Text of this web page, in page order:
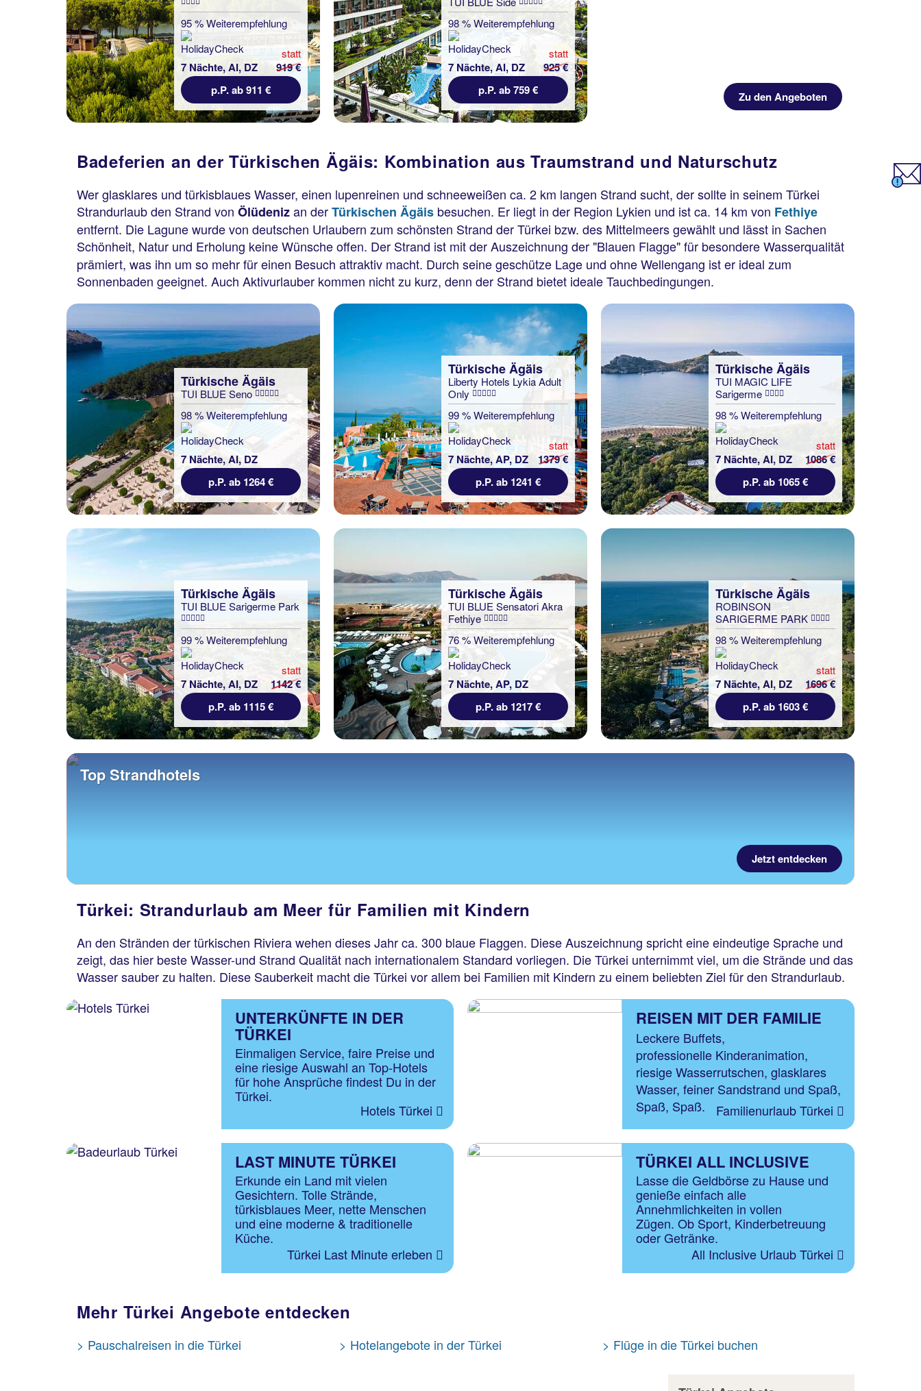
95 % Weiterempfehlung
7 Nächte, AI, DZ
statt
919 €
p.P. ab 911 €
98 % Weiterempfehlung
7 Nächte, AI, DZ
statt
925 €
p.P. ab 759 €
Zu den Angeboten
Badeferien an der Türkischen Ägäis: Kombination aus Traumstrand und Naturschutz
Wer glasklares und türkisblaues Wasser, einen lupenreinen und schneeweißen ca. 2 km langen Strand sucht, der sollte in seinem Türkei
Strandurlaub den Strand von Ölüdenizan derTürkischen Ägäis besuchen. Er liegt in der Region Lykien und ist ca. 14 km von Fethiye
entfernt. Die Lagune wurde von deutschen Urlaubern zum schönsten Strand der Türkei bzw. des Mittelmeers gewählt und lässt in Sachen
Schönheit, Natur und Erholung keine Wünsche offen. Der Strand ist mit der Auszeichnung der "Blauen Flagge" für besondere Wasserqualität
prämiert, was ihn um so mehr für einen Besuch attraktiv macht. Durch seine geschütze Lage und ohne Wellengang ist er ideal zum
Sonnenbaden geeignet. Auch Aktivurlauber kommen nicht zu kurz, denn der Strand bietet ideale Tauchbedingungen.
Türkische Ägäis
TUI BLUE Seno
98 % Weiterempfehlung
7 Nächte, AI, DZ
p.P. ab 1264 €
Türkische Ägäis
Liberty Hotels Lykia Adult
Only
99 % Weiterempfehlung
7 Nächte, AP, DZ
statt
1379 €
p.P. ab 1241 €
Türkische Ägäis
TUI MAGIC LIFE
Sarigerme
98 % Weiterempfehlung
7 Nächte, AI, DZ
statt
1086 €
p.P. ab 1065 €
Türkische Ägäis
TUI BLUE Sarigerme Park
99 % Weiterempfehlung
7 Nächte, AI, DZ
statt
1142 €
p.P. ab 1115 €
Türkische Ägäis
TUI BLUE Sensatori Akra
Fethiye
76 % Weiterempfehlung
7 Nächte, AP, DZ
p.P. ab 1217 €
Türkische Ägäis
ROBINSON
SARIGERME PARK
98 % Weiterempfehlung
7 Nächte, AI, DZ
statt
1696 €
p.P. ab 1603 €
Top Strandhotels
Jetzt entdecken
Türkei: Strandurlaub am Meer für Familien mit Kindern
An den Stränden der türkischen Riviera wehen dieses Jahr ca. 300 blaue Flaggen. Diese Auszeichnung spricht eine eindeutige Sprache und
zeigt, das hier beste Wasser-und Strand Qualität nach internationalem Standard vorliegen. Die Türkei unternimmt viel, um die Strände und das
Wasser sauber zu halten. Diese Sauberkeit macht die Türkei vor allem bei Familien mit Kindern zu einem beliebten Ziel für den Strandurlaub.
UNTERKÜNFTE IN DER
TÜRKEI
Einmaligen Service, faire Preise und
eine riesige Auswahl an Top-Hotels
für hohe Ansprüche findest Du in der
Türkei.
Hotels Türkei
REISEN MIT DER FAMILIE
Leckere Buffets,
professionelle Kinderanimation,
riesige Wasserrutschen, glasklares
Wasser, feiner Sandstrand und Spaß,
Spaß, Spaß.
Familienurlaub Türkei
LAST MINUTE TÜRKEI
Erkunde ein Land mit vielen
Gesichtern. Tolle Strände,
türkisblaues Meer, nette Menschen
und eine moderne & traditionelle
Küche.
Türkei Last Minute erleben
TÜRKEI ALL INCLUSIVE
Lasse die Geldbörse zu Hause und
genieße einfach alle
Annehmlichkeiten in vollen
Zügen. Ob Sport, Kinderbetreuung
oder Getränke.
All Inclusive Urlaub Türkei
Mehr Türkei Angebote entdecken
> Pauschalreisen in die Türkei > Hotelangebote in der Türkei > Flüge in die Türkei buchen